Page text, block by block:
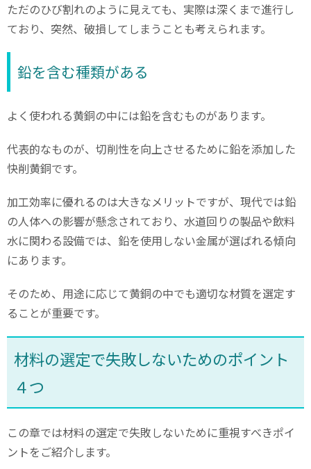
ただのひび割れのように見えても、実際は深くまで進行し
ており、突然、破損してしまうことも考えられます。
鉛を含む種類がある
よく使われる黄銅の中には鉛を含むものがあります。
代表的なものが、切削性を向上させるために鉛を添加した
快削黄銅です。
加工効率に優れるのは大きなメリットですが、現代では鉛
の人体への影響が懸念されており、水道回りの製品や飲料
水に関わる設備では、鉛を使用しない金属が選ばれる傾向
にあります。
そのため、用途に応じて黄銅の中でも適切な材質を選定す
ることが重要です。
材料の選定で失敗しないためのポイント
４つ
この章では材料の選定で失敗しないために重視すべきポイ
ントをご紹介します。